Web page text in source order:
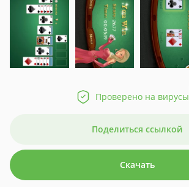
Проверено на вирусы
Поделиться ссылкой
Скачать